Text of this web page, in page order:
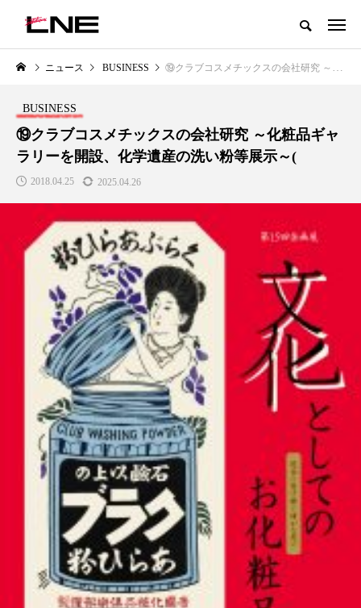
グローバルビューティ＆ヘルスケアビジネス誌
LIFESTYLE
SNSの「加工顔」と美容医療｜AI
がもたらす可能性とこれから
2026.07.13
BUSINESS
GWI調査から読み解く2030年の
都市型スパ――身近なウェルネ
の次世代モデル
2026.08.06
FEATURED 注目の企画
TAG LIST タグ一覧
AI B2B BeautyTech ChatGPT
ニュース BUSINESS ⑲クラブコスメチックスの会社研究 ～化粧品ギャラリーを開設、化学遺産の洗い粉等展示～(
BUSINESS
⑲クラブコスメチックスの会社研究 ～化粧品ギャ
ラリーを開設、化学遺産の洗い粉等展示～(
2018.04.25 2025.04.26